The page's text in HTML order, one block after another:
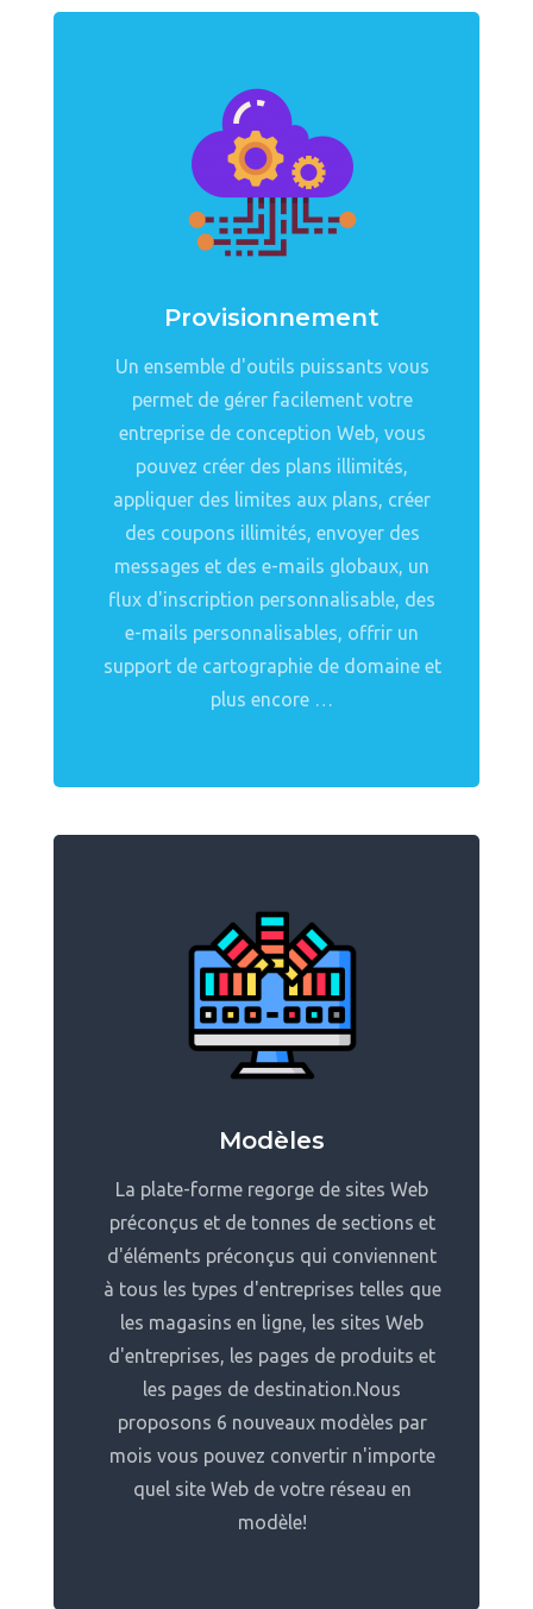
Provisionnement
Un ensemble d'outils puissants vous
permet de gérer facilement votre
entreprise de conception Web, vous
pouvez créer des plans illimités,
appliquer des limites aux plans, créer
des coupons illimités, envoyer des
messages et des e-mails globaux, un
flux d'inscription personnalisable, des
e-mails personnalisables, offrir un
support de cartographie de domaine et
plus encore …
Modèles
La plate-forme regorge de sites Web
préconçus et de tonnes de sections et
d'éléments préconçus qui conviennent
à tous les types d'entreprises telles que
les magasins en ligne, les sites Web
d'entreprises, les pages de produits et
les pages de destination.Nous
proposons 6 nouveaux modèles par
mois vous pouvez convertir n'importe
quel site Web de votre réseau en
modèle!